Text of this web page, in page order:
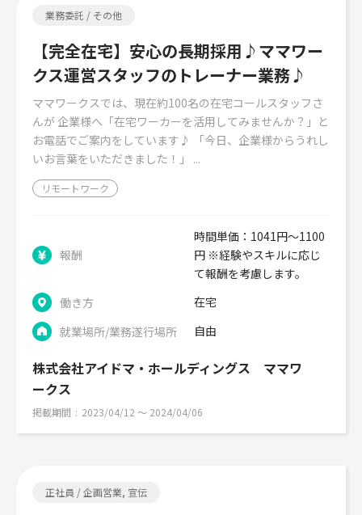
業務委託 / その他
【完全在宅】安心の長期採用♪ママワー
クス運営スタッフのトレーナー業務♪
ママワークスでは、現在約100名の在宅コールスタッフさ
んが 企業様へ「在宅ワーカーを活用してみませんか？」と
お電話でご案内をしています♪ 「今日、企業様からうれし
いお言葉をいただきました！」 ...
リモートワーク
報酬
時間単価：1041円～1100
円 ※経験やスキルに応じ
て報酬を考慮します。
働き方
在宅
就業場所/業務遂行場所
自由
株式会社アイドマ・ホールディングス ママワ
ークス
掲載期間 2023/04/12 〜 2024/04/06
正社員 / 企画営業, 宣伝